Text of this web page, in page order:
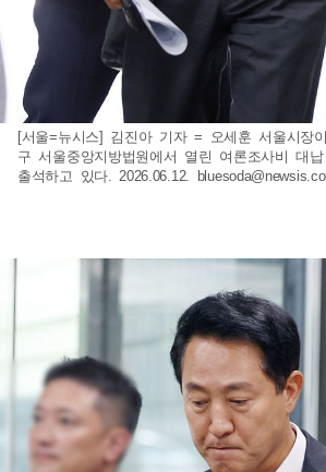
[서울=뉴시스] 김진아 기자 = 오세훈 서울시장
구 서울중앙지방법원에서 열린 여론조사비 대
출석하고 있다. 2026.06.12.